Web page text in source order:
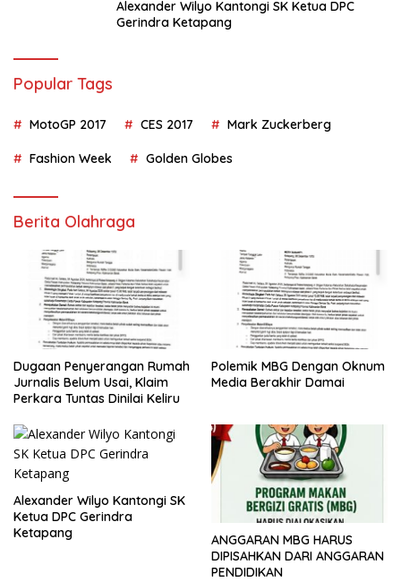
Alexander Wilyo Kantongi SK Ketua DPC
Gerindra Ketapang
Popular Tags
MotoGP 2017 CES 2017 Mark Zuckerberg
Fashion Week Golden Globes
Berita Olahraga
Dugaan Penyerangan Rumah
Jurnalis Belum Usai, Klaim
Perkara Tuntas Dinilai Keliru
Polemik MBG Dengan Oknum
Media Berakhir Damai
Alexander Wilyo Kantongi SK
Ketua DPC Gerindra
Ketapang
ANGGARAN MBG HARUS
DIPISAHKAN DARI ANGGARAN
PENDIDIKAN